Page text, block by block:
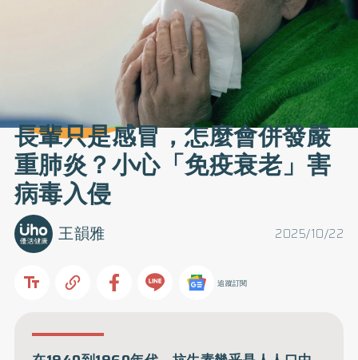
長輩只是感冒，怎麼會併發嚴
重肺炎？小心「免疫衰老」害
病毒入侵
2025/10/22
王韻雅
追蹤訂閱